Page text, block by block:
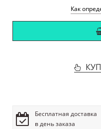
Как
Бесплатная доставка
в день заказа